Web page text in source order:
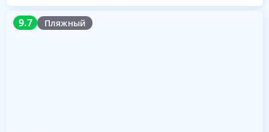
9.7 Пляжный
9.7